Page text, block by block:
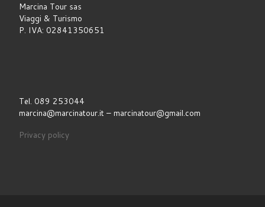
Marcina Tour sas
Viaggi & Turismo
P. IVA: 02841350651
Tel. 089 253044
marcina@marcinatour.it – marcinatour@gmail.com
Privacy policy